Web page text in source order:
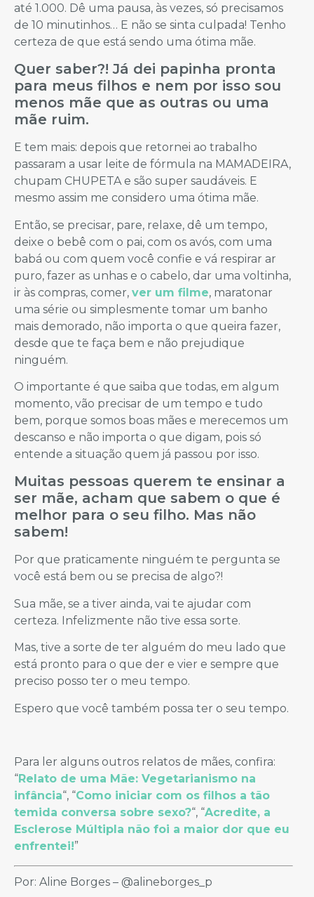
até 1.000. Dê uma pausa, às vezes, só precisamos
de 10 minutinhos… E não se sinta culpada! Tenho
certeza de que está sendo uma ótima mãe.
Quer saber?! Já dei papinha pronta
para meus filhos e nem por isso sou
menos mãe que as outras ou uma
mãe ruim.
E tem mais: depois que retornei ao trabalho
passaram a usar leite de fórmula na MAMADEIRA,
chupam CHUPETA e são super saudáveis. E
mesmo assim me considero uma ótima mãe.
Então, se precisar, pare, relaxe, dê um tempo,
deixe o bebê com o pai, com os avós, com uma
babá ou com quem você confie e vá respirar ar
puro, fazer as unhas e o cabelo, dar uma voltinha,
ir às compras, comer, ver um filme, maratonar
uma série ou simplesmente tomar um banho
mais demorado, não importa o que queira fazer,
desde que te faça bem e não prejudique
ninguém.
O importante é que saiba que todas, em algum
momento, vão precisar de um tempo e tudo
bem, porque somos boas mães e merecemos um
descanso e não importa o que digam, pois só
entende a situação quem já passou por isso.
Muitas pessoas querem te ensinar a
ser mãe, acham que sabem o que é
melhor para o seu filho. Mas não
sabem!
Por que praticamente ninguém te pergunta se
você está bem ou se precisa de algo?!
Sua mãe, se a tiver ainda, vai te ajudar com
certeza. Infelizmente não tive essa sorte.
Mas, tive a sorte de ter alguém do meu lado que
está pronto para o que der e vier e sempre que
preciso posso ter o meu tempo.
Espero que você também possa ter o seu tempo.
Para ler alguns outros relatos de mães, confira:
“Relato de uma Mãe: Vegetarianismo na
infância“, “Como iniciar com os filhos a tão
temida conversa sobre sexo?“, “Acredite, a
Esclerose Múltipla não foi a maior dor que eu
enfrentei!”
Por: Aline Borges – @alineborges_p